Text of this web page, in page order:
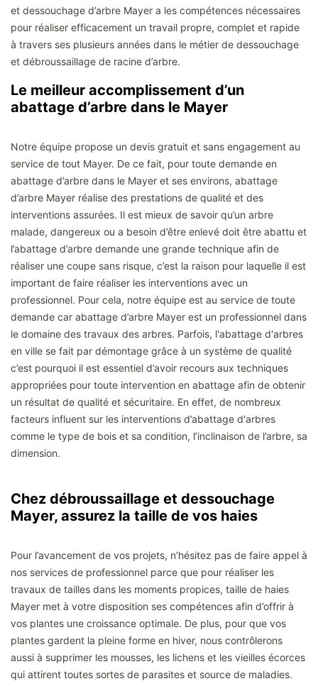
et dessouchage d’arbre Mayer a les compétences nécessaires
pour réaliser efficacement un travail propre, complet et rapide
à travers ses plusieurs années dans le métier de dessouchage
et débroussaillage de racine d’arbre.
Le meilleur accomplissement d’un
abattage d’arbre dans le Mayer
Notre équipe propose un devis gratuit et sans engagement au
service de tout Mayer. De ce fait, pour toute demande en
abattage d’arbre dans le Mayer et ses environs, abattage
d’arbre Mayer réalise des prestations de qualité et des
interventions assurées. Il est mieux de savoir qu’un arbre
malade, dangereux ou a besoin d’être enlevé doit être abattu et
l’abattage d’arbre demande une grande technique afin de
réaliser une coupe sans risque, c’est la raison pour laquelle il est
important de faire réaliser les interventions avec un
professionnel. Pour cela, notre équipe est au service de toute
demande car abattage d’arbre Mayer est un professionnel dans
le domaine des travaux des arbres. Parfois, l'abattage d'arbres
en ville se fait par démontage grâce à un système de qualité
c’est pourquoi il est essentiel d’avoir recours aux techniques
appropriées pour toute intervention en abattage afin de obtenir
un résultat de qualité et sécuritaire. En effet, de nombreux
facteurs influent sur les interventions d’abattage d'arbres
comme le type de bois et sa condition, l’inclinaison de l’arbre, sa
dimension.
Chez débroussaillage et dessouchage
Mayer, assurez la taille de vos haies
Pour l’avancement de vos projets, n’hésitez pas de faire appel à
nos services de professionnel parce que pour réaliser les
travaux de tailles dans les moments propices, taille de haies
Mayer met à votre disposition ses compétences afin d’offrir à
vos plantes une croissance optimale. De plus, pour que vos
plantes gardent la pleine forme en hiver, nous contrôlerons
aussi à supprimer les mousses, les lichens et les vieilles écorces
qui attirent toutes sortes de parasites et source de maladies.